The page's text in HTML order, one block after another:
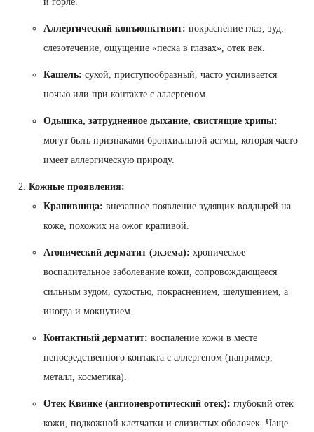
Аллергический конъюнктивит: покраснение глаз, зуд,
слезотечение, ощущение «песка в глазах», отек век.
Кашель: сухой, приступообразный, часто усиливается
ночью или при контакте с аллергеном.
Одышка, затрудненное дыхание, свистящие хрипы:
могут быть признаками бронхиальной астмы, которая часто
имеет аллергическую природу.
Кожные проявления:
Крапивница: внезапное появление зудящих волдырей на
коже, похожих на ожог крапивой.
Атопический дерматит (экзема): хроническое
воспалительное заболевание кожи, сопровождающееся
сильным зудом, сухостью, покраснением, шелушением, а
иногда и мокнутием.
Контактный дерматит: воспаление кожи в месте
непосредственного контакта с аллергеном (например,
металл, косметика).
Отек Квинке (ангионевротический отек): глубокий отек
кожи, подкожной клетчатки и слизистых оболочек. Чаще